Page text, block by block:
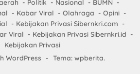
Politik Nasional
BUMN
Kabar Viral Olahraga
Opini
Kebijakan Privasi Sibernkri.com
Viral
Kebijakan Privasi Sibernkri.id
Kebijakan Privasi
WordPress
- Tema: wpberita.